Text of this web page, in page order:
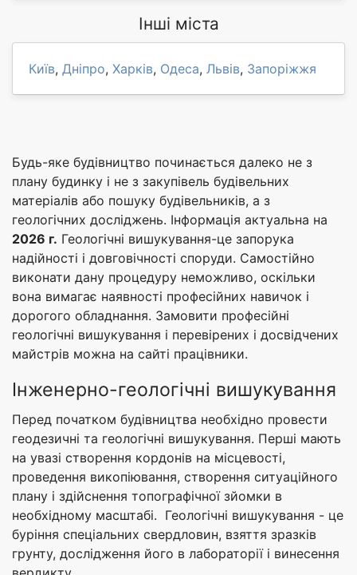
Інші міста
Київ, Дніпро, Харків, Одеса, Львів, Запоріжжя
Будь-яке будівництво починається далеко не з
плану будинку і не з закупівель будівельних
матеріалів або пошуку будівельників, а з
геологічних досліджень. Інформація актуальна на
2026 г. Геологічні вишукування-це запорука
надійності і довговічності споруди. Самостійно
виконати дану процедуру неможливо, оскільки
вона вимагає наявності професійних навичок і
дорогого обладнання. Замовити професійні
геологічні вишукування і перевірених і досвідчених
майстрів можна на сайті працівники.
Інженерно-геологічні вишукування
Перед початком будівництва необхідно провести
геодезичні та геологічні вишукування. Перші мають
на увазі створення кордонів на місцевості,
проведення викопіювання, створення ситуаційного
плану і здійснення топографічної зйомки в
необхідному масштабі. Геологічні вишукування - це
буріння спеціальних свердловин, взяття зразків
грунту, дослідження його в лабораторії і винесення